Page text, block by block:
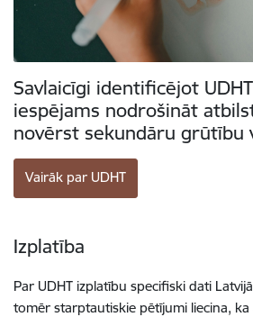
Savlaicīgi identificējot
iespējams nodrošināt
novērst sekundāru grūtību
Vairāk par UDHT
Izplatība
Par UDHT izplatību specifiski dati
tomēr starptautiskie pētījumi liecina,